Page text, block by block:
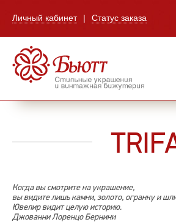
Личный кабинет | Статус заказа
Когда вы смотрите на украшение,
вы видите лишь камни, золото, огранку и
Ювелир видит целую историю.
Джованни Лоренцо Бернини